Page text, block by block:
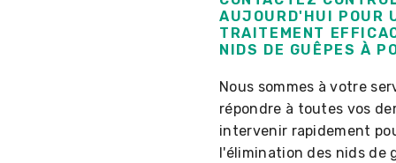
AUJOURD'HUI POUR
TRAITEMENT
NIDS DE GUÊPES À
Nous sommes à votre
répondre à toutes vos
intervenir rapidement
l'élimination des nids de